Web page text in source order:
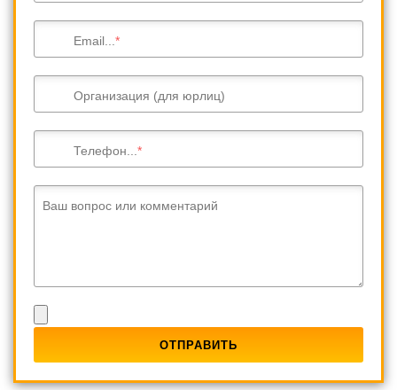
Email...
Организация (для юрлиц)
Телефон...
Ваш вопрос или комментарий